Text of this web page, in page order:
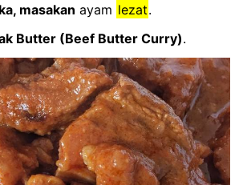
masakan ayam lezat.
Butter (Beef Butter Curry).